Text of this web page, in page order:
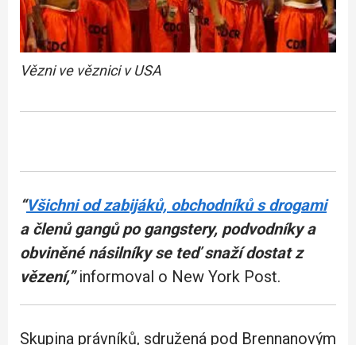
Vězni ve věznici v USA
“Všichni od zabijáků, obchodníků s drogami
a členů gangů po gangstery, podvodníky a
obviněné násilníky se teď snaží dostat z
vězení,”informoval o New York Post.
Skupina právníků, sdružená pod Brennanovým